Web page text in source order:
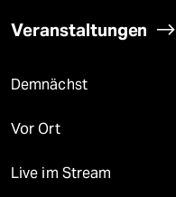
Veranstaltungen
Demnächst
Vor Ort
Live im Stream